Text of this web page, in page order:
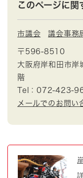
このページに関
市議会 議会事務
〒596-8510
大阪府岸和田市
階
Tel：072-423-
メールでのお問い